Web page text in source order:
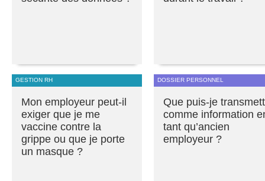
GESTION RH
Mon employeur peut-il
exiger que je me
vaccine contre la
grippe ou que je porte
un masque ?
DOSSIER PERSONNEL
Que puis-je
comme information
tant qu’ancien
employeur ?